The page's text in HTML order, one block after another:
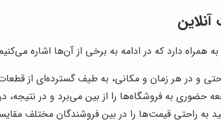
همراه دارد که در ادامه به برخی از آن‌ها اشاره
راحتی و در هر زمان و مکانی، به طیف گسترده‌ای از
حضوری به فروشگاه‌ها را از بین می‌برد و در
به راحتی قیمت‌ها را در بین فروشندگان مختلف